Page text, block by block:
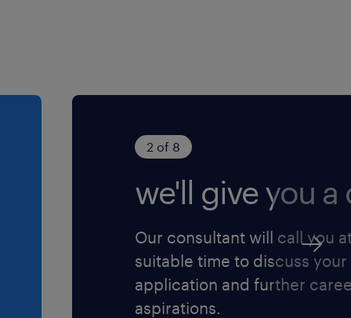
2 of 8
we'll give you a
Our consultant will call you
suitable time to discuss your
application and further
aspirations.